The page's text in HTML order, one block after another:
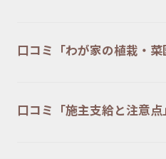
口コミ「わが家の植栽・菜
口コミ「施主支給と注意点」